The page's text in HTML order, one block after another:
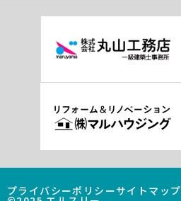
プライバシーポリシーサイトマップ